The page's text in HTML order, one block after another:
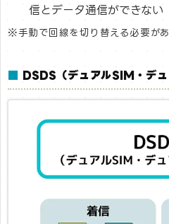
信とデータ通信ができない
※手動で回線を切り替える必要が
DSDS（デュアルSIM・デュ